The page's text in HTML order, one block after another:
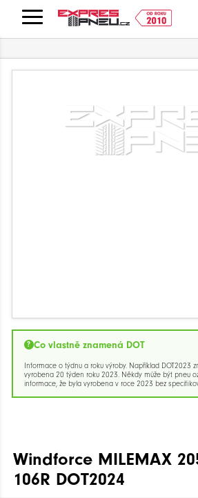
Co vlastně znamená DOT
Informace o týdnu a roku výroby. Například DOT2023
vyrobena 20 týden roku 2023. Někdy může být pneu
informace, že byla vyrobena v roce 2023 bez
Windforce MILEMAX
106R DOT2024